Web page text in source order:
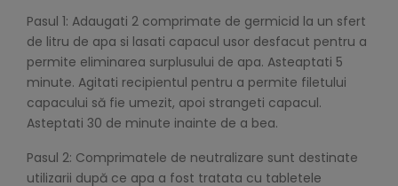
Pasul 1: Adaugati 2 comprimate de germicid la un sfert
de litru de apa si lasati capacul usor desfacut pentru a
permite eliminarea surplusului de apa. Asteaptati 5
minute. Agitati recipientul pentru a permite filetului
capacului să fie umezit, apoi strangeti capacul.
Asteptati 30 de minute inainte de a bea.
Pasul 2: Comprimatele de neutralizare sunt destinate
utilizarii după ce apa a fost tratata cu tabletele